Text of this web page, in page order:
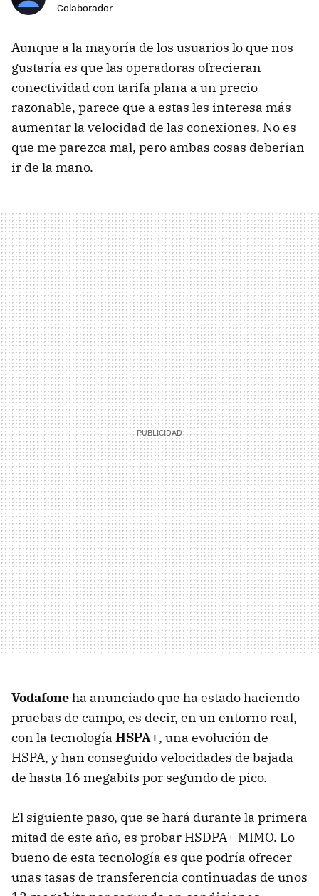
Colaborador
Aunque a la mayoría de los usuarios lo que nos
gustaría es que las operadoras ofrecieran
conectividad con tarifa plana a un precio
razonable, parece que a estas les interesa más
aumentar la velocidad de las conexiones. No es
que me parezca mal, pero ambas cosas deberían
ir de la mano.
Vodafoneha anunciado que ha estado haciendo
pruebas de campo, es decir, en un entorno real,
con la tecnología HSPA+, una evolución de
HSPA, y han conseguido velocidades de bajada
de hasta 16 megabits por segundo de pico.
El siguiente paso, que se hará durante la primera
mitad de este año, es probar HSDPA+ MIMO. Lo
bueno de esta tecnología es que podría ofrecer
unas tasas de transferencia continuadas de unos